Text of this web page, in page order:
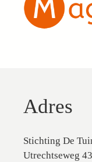
Adres
Stichting De
Utrechtseweg